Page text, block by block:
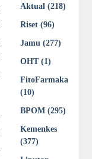
Aktual (218)
Riset (96)
Jamu (277)
OHT (1)
FitoFarmaka
(10)
BPOM (295)
Kemenkes
(377)